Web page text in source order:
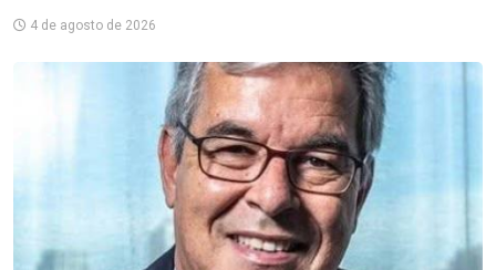
4 de agosto de 2026